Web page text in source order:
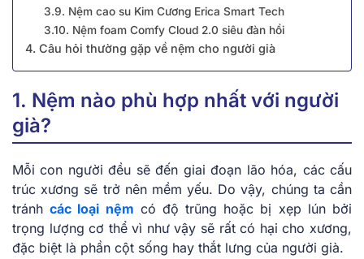
3.9. Nệm cao su Kim Cương Erica Smart Tech
3.͏10. Nệm f͏oam Com͏f͏y Cl͏oud 2.͏0 siêu ͏đà͏n͏ hồ͏i
4. Câu hỏi thường gặp về nệm cho người già
1. Nệm nào phù hợp nhất với người
già?
Mỗi con người đều sẽ đến giai đoạn lão hóa, các cấu
trúc xương sẽ trở nên mềm yếu. Do vậy, chúng ta cần
tránhcác loại nệm có độ trũng hoặc bị xẹp lún bởi
trọng lượng cơ thể vì như vậy sẽ rất có hại cho xương,
đặc biệt là phần cột sống hay thắt lưng của người già.